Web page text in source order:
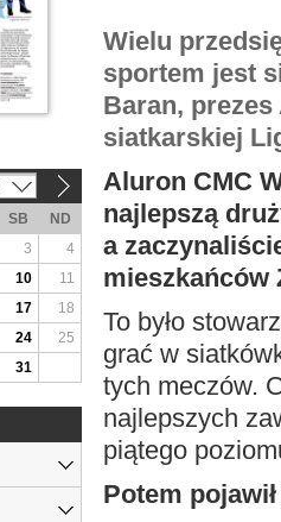
Wielu
sportem jest
Baran,
siatkarskiej
Aluron CMC
najlepszą
a
To było
grać w
tych meczów.
najlepszych
piątego
Potem
SB
ND
3
4
10
11
17
18
24
25
31